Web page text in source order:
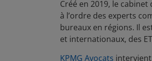
Créé en 2019, le cabinet
à l’ordre des experts
bureaux en régions. Il
et internationaux, des
KPMG Avocats